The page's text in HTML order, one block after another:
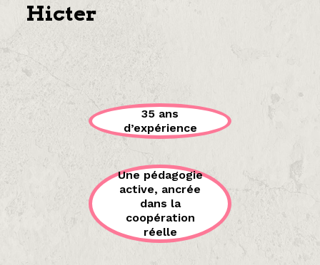
Hicter
35 ans
d’expérience
Une pédagogie
active, ancrée
dans la
coopération
réelle